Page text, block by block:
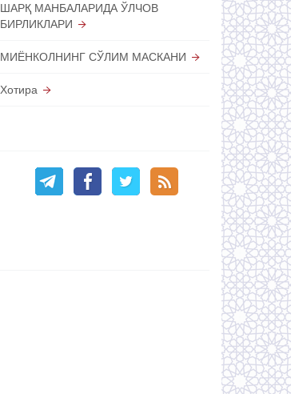
ШАРҚ МАНБАЛАРИДА ЎЛЧОВ
БИРЛИКЛАРИ
МИЁНКОЛНИНГ СЎЛИМ МАСКАНИ
Хотира